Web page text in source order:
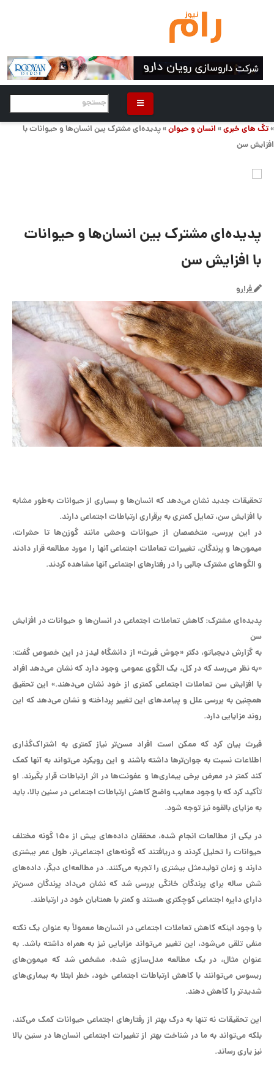
»تگ های خبری»انسان و حیوان» پدیده‌ای مشترک بین انسان‌ها و حیوانات با
افزایش سن
پدیده‌ای مشترک بین انسان‌ها و حیوانات
با افزایش سن
فرارو
تحقیقات جدید نشان می‌دهد که انسان‌ها و بسیاری از حیوانات به‌طور مشابه
با افزایش سن، تمایل کمتری به برقراری ارتباطات اجتماعی دارند.
در این بررسی، متخصصان از حیوانات وحشی مانند گوزن‌ها تا حشرات،
میمون‌ها و پرندگان، تغییرات تعاملات اجتماعی آنها را مورد مطالعه قرار دادند
و الگو‌های مشترک جالبی را در رفتار‌های اجتماعی آنها مشاهده کردند.
پدیده‌ای مشترک: کاهش تعاملات اجتماعی در انسان‌ها و حیوانات در افزایش
سن
به گزارش دیجیاتو، دکتر «جوش فیرث» از دانشگاه لیدز در این خصوص گفت:
«به نظر می‌رسد که در کل، یک الگوی عمومی وجود دارد که نشان می‌دهد افراد
با افزایش سن تعاملات اجتماعی کمتری از خود نشان می‌دهند.» این تحقیق
همچنین به بررسی علل و پیامد‌های این تغییر پرداخته و نشان می‌دهد که این
روند مزایایی دارد.
فیرث بیان کرد که ممکن است افراد مسن‌تر نیاز کمتری به اشتراک‌گذاری
اطلاعات نسبت به جوان‌تر‌ها داشته باشند و این رویکرد می‌تواند به آنها کمک
کند کمتر در معرض برخی بیما‌ری‌ها و عفونت‌ها در اثر ارتباطات قرار بگیرند. او
تأکید کرد که با وجود معایب واضح کاهش ارتباطات اجتماعی در سنین بالا، باید
به مزایای بالقوه نیز توجه شود.
در یکی از مطالعات انجام شده، محققان داده‌های بیش از ۱۵۰ گونه مختلف
حیوانات را تحلیل کردند و دریافتند که گونه‌های اجتماعی‌تر، طول عمر بیشتری
دارند و زمان تولیدمثل بیشتری را تجربه می‌کنند. در مطالعه‌ای دیگر، داده‌های
شش ساله برای پرندگان خانگی بررسی شد که نشان می‌داد پرندگان مسن‌تر
دارای دایره اجتماعی کوچکتری هستند و کمتر با همتایان خود در ارتباطند.
با وجود اینکه کاهش تعاملات اجتماعی در انسان‌ها معمولاً به عنوان یک نکته
منفی تلقی می‌شود، این تغییر می‌تواند مزایایی نیز به همراه داشته باشد. به
عنوان مثال، در یک مطالعه مدل‌سازی شده، مشخص شد که میمون‌های
ریسوس می‌توانند با کاهش ارتباطات اجتماعی خود، خطر ابتلا به بیماری‌های
شدیدتر را کاهش دهند.
این تحقیقات نه تنها به درک بهتر از رفتار‌های اجتماعی حیوانات کمک می‌کند،
بلکه می‌تواند به ما در شناخت بهتر از تغییرات اجتماعی انسان‌ها در سنین بالا
نیز یاری رساند.